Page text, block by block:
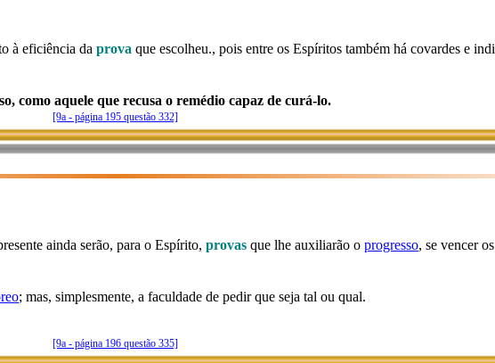
à eficiência da prova que escolheu., pois entre os Espíritos também há covardes e
como aquele que recusa o remédio capaz de curá-lo.
[9a - página 195 questão 332]
ainda serão, para o Espírito, provas que lhe auxiliarão o progresso, se vencer
; mas, simplesmente, a faculdade de pedir que seja tal ou qual.
[9a - página 196 questão 335]